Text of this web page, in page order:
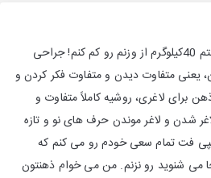
من با جراحی کردن ذهنم تونستم 40کیلوگرم از وزنم رو کم کنم! جراحی
متفاوت دیدن و متفاوت فکر کردن و
برای لاغری، روشیه کاملاً متفاوت و
شدن و لاغر موندن حرف های نو و تازه
فت تمام سعی خودم رو می کنم که
شنوید رو نزنم. من می خوام ذهنتون